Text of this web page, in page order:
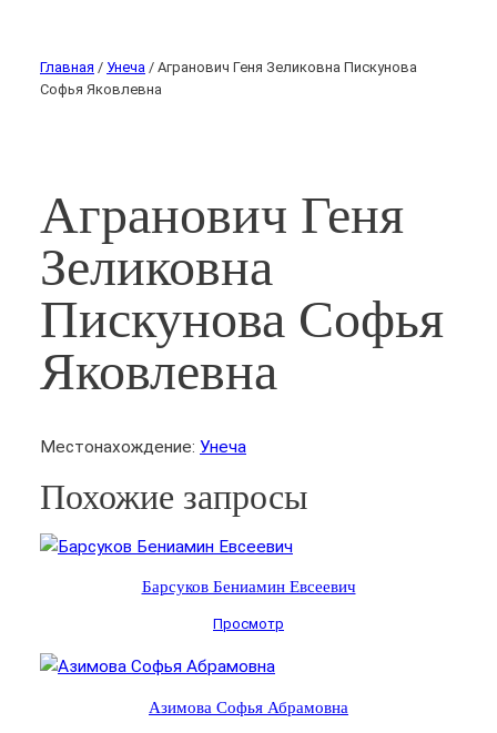
Главная / Унеча / Агранович Геня Зеликовна Пискунова
Софья Яковлевна
Агранович Геня
Зеликовна
Пискунова Софья
Яковлевна
Местонахождение: Унеча
Похожие запросы
Барсуков Бениамин Евсеевич
Просмотр
Азимова Софья Абрамовна